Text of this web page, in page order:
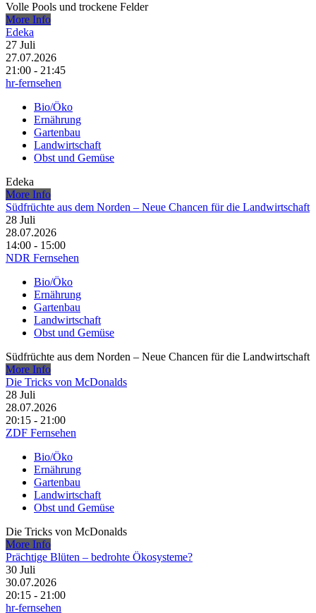
Volle Pools und trockene Felder
More Info
Edeka
27 Juli
27.07.2026
21:00 - 21:45
hr-fernsehen
Bio/Öko
Ernährung
Gartenbau
Landwirtschaft
Obst und Gemüse
Edeka
More Info
Südfrüchte aus dem Norden – Neue Chancen für die Landwirtschaft
28 Juli
28.07.2026
14:00 - 15:00
NDR Fernsehen
Bio/Öko
Ernährung
Gartenbau
Landwirtschaft
Obst und Gemüse
Südfrüchte aus dem Norden – Neue Chancen für die Landwirtschaft
More Info
Die Tricks von McDonalds
28 Juli
28.07.2026
20:15 - 21:00
ZDF Fernsehen
Bio/Öko
Ernährung
Gartenbau
Landwirtschaft
Obst und Gemüse
Die Tricks von McDonalds
More Info
Prächtige Blüten – bedrohte Ökosysteme?
30 Juli
30.07.2026
20:15 - 21:00
hr-fernsehen